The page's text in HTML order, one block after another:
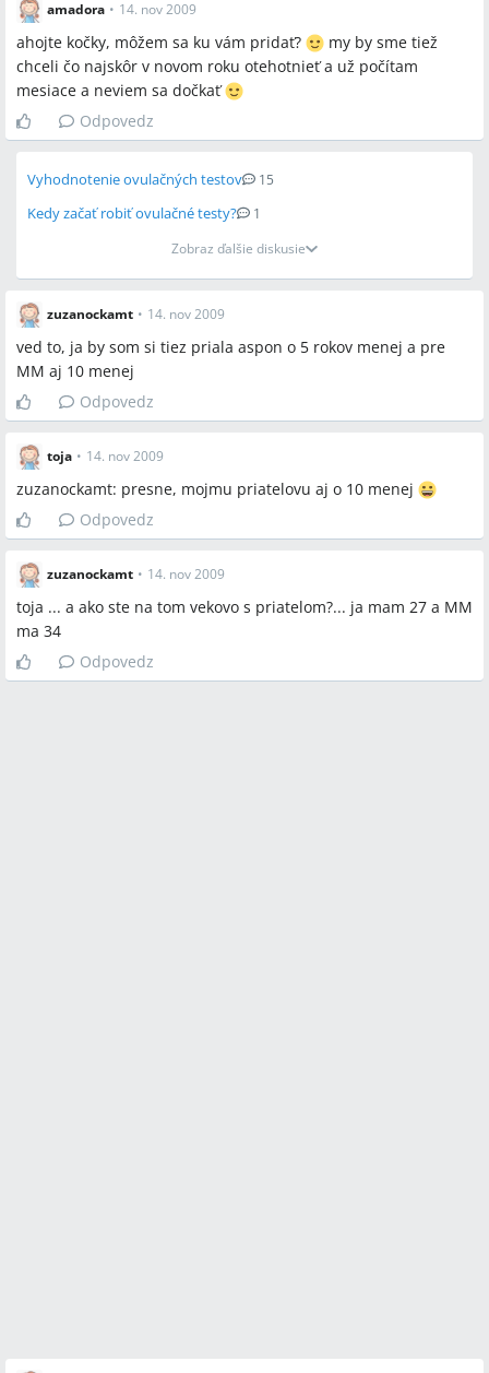
(KE), Praha, Ilava, Žilina (ZA), Drabek, Ondrasek, Korbel, Piknov,
Strba, Behunova
amadora • 14. nov 2009
ahojte kočky, môžem sa ku vám pridať?
my by sme tiež
chceli čo najskôr v novom roku otehotnieť a už počítam
mesiace a neviem sa dočkať
Odpovedz
Vyhodnotenie ovulačných testov 15
Kedy začať robiť ovulačné testy?
1
Zobraz ďalšie diskusie
zuzanockamt • 14. nov 2009
ved to, ja by som si tiez priala aspon o 5 rokov menej a pre
MM aj 10 menej
Odpovedz
toja • 14. nov 2009
zuzanockamt: presne, mojmu priatelovu aj o 10 menej
Odpovedz
zuzanockamt • 14. nov 2009
toja ... a ako ste na tom vekovo s priatelom?... ja mam 27 a MM
ma 34
Odpovedz